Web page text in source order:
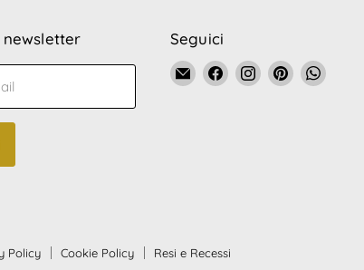
Seguici
Email
La
TrovaciTrovaciTrovaciTrovaci
Policy Cookie Policy
Resi e Recessi